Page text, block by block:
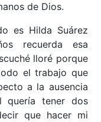
de Dios.
es Hilda Suárez
recuerda esa
lloré porque
el trabajo que
a la ausencia
tener dos
que hacer mi